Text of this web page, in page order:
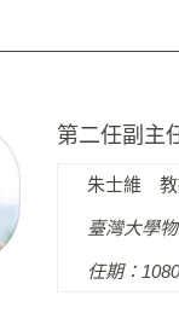
第二任副主
朱士維 教
臺灣大學
任期：